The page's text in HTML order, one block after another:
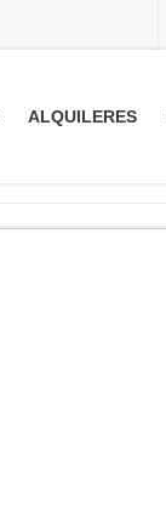
ALQUILERES